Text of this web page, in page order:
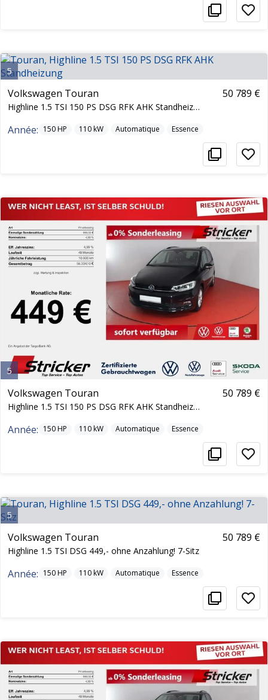
5
Volkswagen Touran
Highline 1.5 TSI 150 PS DSG RFK AHK Standheizung
50 789 €
Année: 150HP 110kW Automatique Essence
5
Volkswagen Touran
Highline 1.5 TSI 150 PS DSG RFK AHK Standheizung
50 789 €
Année: 150HP 110kW Automatique Essence
5
Volkswagen Touran
Highline 1.5 TSI DSG 449,- ohne Anzahlung! 7-Sitz
50 789 €
Année: 150HP 110kW Automatique Essence